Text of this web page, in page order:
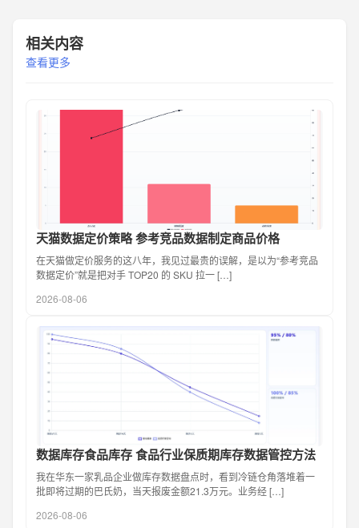
相关内容
查看更多
天猫数据定价策略 参考竞品数据制定商品价格
在天猫做定价服务的这八年，我见过最贵的误解，是以为“参考竞品
数据定价”就是把对手 TOP20 的 SKU 拉一 […]
2026-08-06
数据库存食品库存 食品行业保质期库存数据管控方法
我在华东一家乳品企业做库存数据盘点时，看到冷链仓角落堆着一
批即将过期的巴氏奶，当天报废金额21.3万元。业务经 […]
2026-08-06